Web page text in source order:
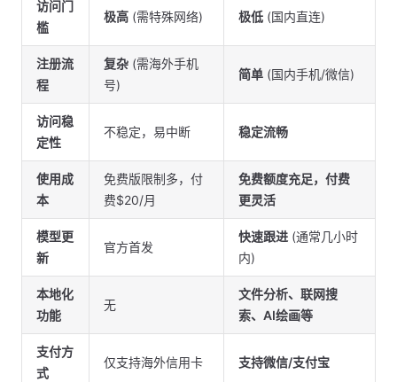
访问门
槛
极高 (需特殊网络) 极低 (国内直连)
注册流
程
复杂 (需海外手机
号)
简单 (国内手机/微信)
访问稳
定性
不稳定，易中断 稳定流畅
使用成
本
免费版限制多，付
费$20/月
免费额度充足，付费
更灵活
模型更
新
官方首发
快速跟进 (通常几小时
内)
本地化
功能
无
文件分析、联网搜
索、AI绘画等
支付方
式
仅支持海外信用卡 支持微信/支付宝